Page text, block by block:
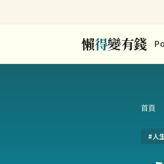
懶得變有錢
首頁
#人